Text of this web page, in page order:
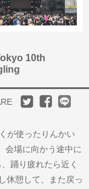
10th
が使ったりんかい
会場に向かう途中に
踊り疲れたら近く
休憩して、また戻っ